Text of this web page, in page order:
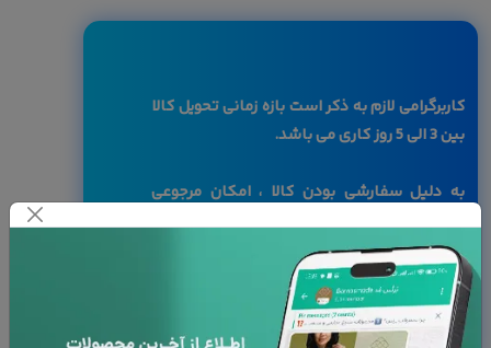
کاربرگرامی لازم به ذکر است بازه زمانی تحویل کالا
بین 3 الی 5 روز کاری می باشد.
به دلیل سفارشی بودن کالا ، امکان مرجوعی
وجود ندارد
با توجه به تفاوت رنگ ها در صفحه نمایش
دستگاه های مختلف، ممکن است رنگ محصولات
در تصویر تا 10 درصد با واقعیت متفاوت باشد.